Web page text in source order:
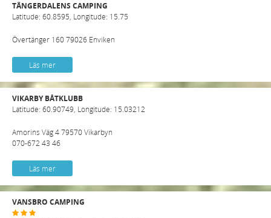
TÄNGERDALENS CAMPING
Latitude: 60.8595, Longitude: 15.75
Övertänger 160 79026 Enviken
Läs mer
VIKARBY BÅTKLUBB
Latitude: 60.90749, Longitude: 15.03212
Amorins Väg 4 79570 Vikarbyn
070-672 43 46
Läs mer
VANSBRO CAMPING